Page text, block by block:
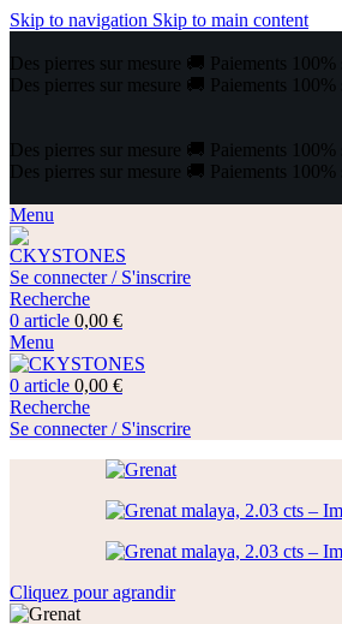
Skip to navigation Skip to main content
Des pierres sur mesure 🚚 Paiements
Des pierres sur mesure 🚚 Paiements
Des pierres sur mesure 🚚 Paiements
Des pierres sur mesure 🚚 Paiements
Menu
Se connecter / S'inscrire
Recherche
0 article 0,00 €
Menu
0 article 0,00 €
Recherche
Se connecter / S'inscrire
Cliquez pour agrandir